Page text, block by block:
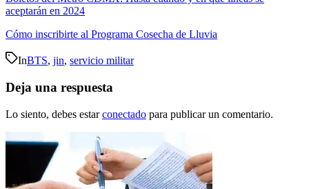
aceptarán en 2024
Cómo inscribirte al Programa Cosecha de Lluvia
InBTS, jin, servicio militar
Deja una respuesta
Lo siento, debes estarconectado para publicar un comentario.